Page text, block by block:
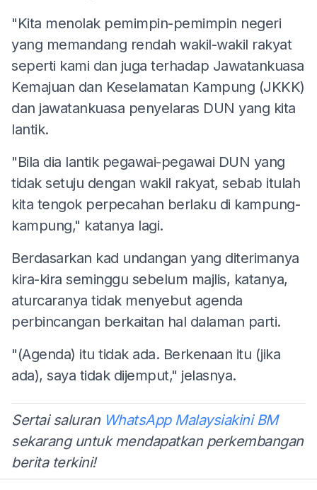
"Kita menolak pemimpin-pemimpin negeri
yang memandang rendah wakil-wakil rakyat
seperti kami dan juga terhadap Jawatankuasa
Kemajuan dan Keselamatan Kampung (JKKK)
dan jawatankuasa penyelaras DUN yang kita
lantik.
"Bila dia lantik pegawai-pegawai DUN yang
tidak setuju dengan wakil rakyat, sebab itulah
kita tengok perpecahan berlaku di kampung-
kampung," katanya lagi.
Berdasarkan kad undangan yang diterimanya
kira-kira seminggu sebelum majlis, katanya,
aturcaranya tidak menyebut agenda
perbincangan berkaitan hal dalaman parti.
"(Agenda) itu tidak ada. Berkenaan itu (jika
ada), saya tidak dijemput," jelasnya.
Sertai saluran WhatsApp Malaysiakini BM
sekarang untuk mendapatkan perkembangan
berita terkini!